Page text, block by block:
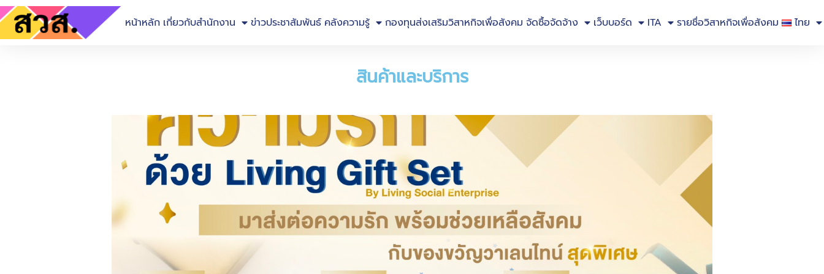
หน้าหลัก เกี่ยวกับสำนักงาน ข่าวประชาสัมพันธ์ คลังความรู้ กองทุนส่งเสริมวิสาหกิจเพื่อสังคม จัดซื้อจัดจ้าง เว็บบอร์ด ITA รายชื่อวิสาหกิจเพื่อสังคม ไทย
สินค้าและบริการ